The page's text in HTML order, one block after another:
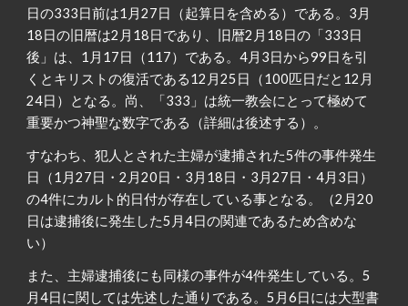
日の333日前は1月27日（起算日を含める）である。3月
18日の旧暦は2月18日であり、旧暦2月18日の「333日
後」は、1月17日（117）である。4月3日から99日を引
くとキリストの復活である12月25日（100匹日だと12月
24日）となる。尚、「333」は統一教会にとって極めて
重要かつ神聖な数字である（詳細は後述する）。
すなわち、犯人とされた主婦が逮捕された5件の事件発生
日（1月27日・2月20日・3月18日・3月27日・4月3日）
の4件にカルト的日付が存在している事となる。（2月20
日は逮捕後に発生した5月4日の関連であるため含めな
い）
また、主婦逮捕後にも同様の事件が4件発生している。5
月4日に関しては先述した通りである。5月6日には大型書